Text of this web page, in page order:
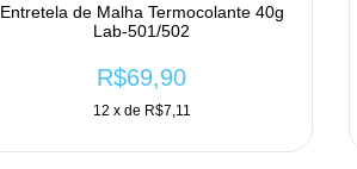
Entretela de Malha Termocolante 40g
Lab-501/502
R$69,90
12 x de R$7,11